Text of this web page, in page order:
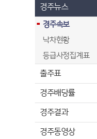
경주뉴스
경주속보
낙차현황
등급사정집계표
출주표
경주배당률
경주결과
경주동영상